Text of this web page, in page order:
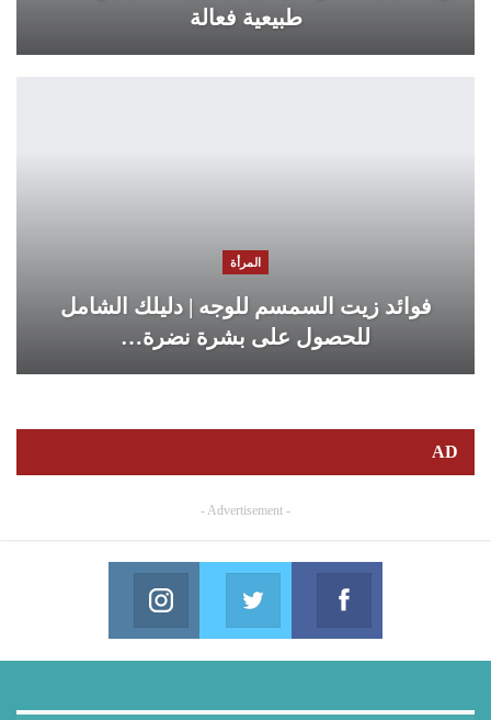
طبيعية فعالة
المرأة
فوائد زيت السمسم للوجه | دليلك الشامل
للحصول على بشرة نضرة…
AD
- Advertisement -
Facebook
Join us on Facebook
Twitter
Join us on Twitter